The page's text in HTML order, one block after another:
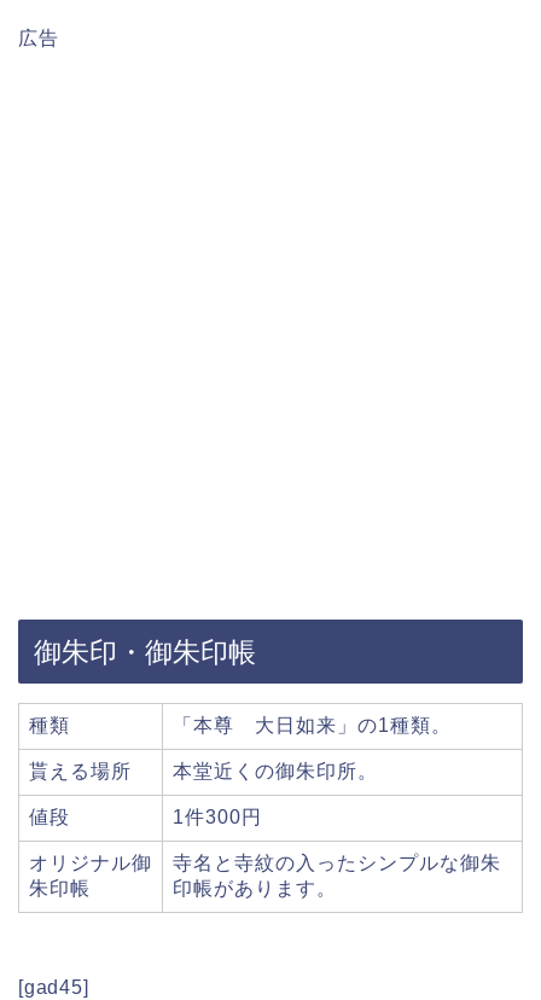
広告
御朱印・御朱印帳
種類 「本尊 大日如来」の1種類。
貰える場所 本堂近くの御朱印所。
値段 1件300円
オリジナル御
朱印帳
寺名と寺紋の入ったシンプルな御朱
印帳があります。
[gad45]